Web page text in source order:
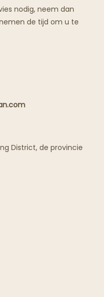
nodig, neem dan
de tijd om u te
District, de provincie